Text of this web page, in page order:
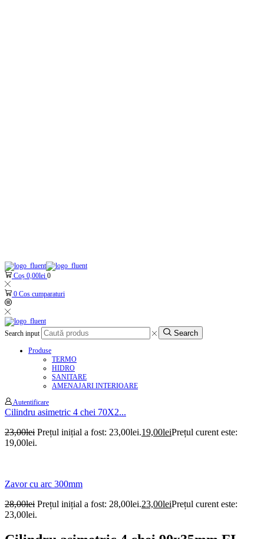
Coș 0,00lei 0
0 Cos cumparaturi
Search input Search
Produse
TERMO
HIDRO
SANITARE
AMENAJARI INTERIOARE
Autentificare
Cilindru asimetric 4 chei 70X2...
23,00lei Prețul inițial a fost: 23,00lei.19,00leiPrețul curent este:
19,00lei.
Zavor cu arc 300mm
28,00lei Prețul inițial a fost: 28,00lei.23,00leiPrețul curent este:
23,00lei.